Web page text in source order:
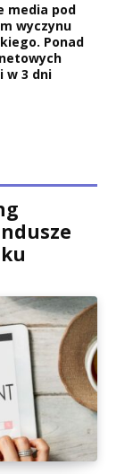
media pod
wyczynu
Ponad
w 3 dni